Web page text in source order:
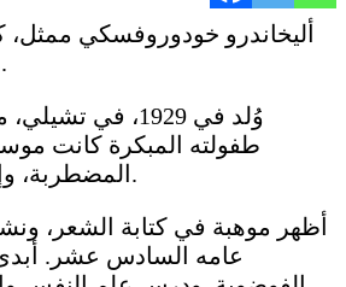
أليخاندرو خودوروفسكي
مسرحي وسينمائي.
وُلد في 1929، في
طفولته المبكرة كانت
المضطربة، وإحساسه بأنه لامنتمٍ.
أظهر موهبة في كتابة الشعر،
عامه السادس عشر.